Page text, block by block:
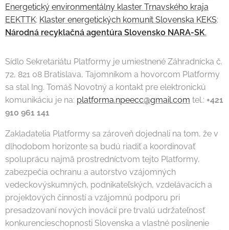
Energetický environmentálny klaster Trnavského kraja
EEKTTK; Klaster energetických komunít Slovenska KEKS;
Národná recyklačná agentúra Slovensko NARA-SK.
Sídlo Sekretariátu Platformy je umiestnené Záhradnícka č.
72, 821 08 Bratislava, Tajomníkom a hovorcom Platformy
sa stal Ing. Tomáš Novotný a kontakt pre elektronickú
komunikáciu je na: platforma.npeecc@gmail.com tel.: +421
910 961 141
Zakladatelia Platformy sa zároveň dojednali na tom, že v
dlhodobom horizonte sa budú riadiť a koordinovať
spoluprácu najmä prostredníctvom tejto Platformy,
zabezpečia ochranu a autorstvo vzájomných
vedeckovýskumných, podnikateľských, vzdelávacích a
projektových činností a vzájomnú podporu pri
presadzovaní nových inovácií pre trvalú udržateľnosť
konkurencieschopnosti Slovenska a vlastné posilnenie